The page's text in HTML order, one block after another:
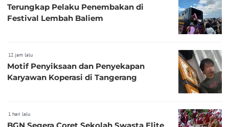
Terungkap Pelaku Penembakan di
Festival Lembah Baliem
12 jam lalu
Motif Penyiksaan dan Penyekapan
Karyawan Koperasi di Tangerang
1 hari lalu